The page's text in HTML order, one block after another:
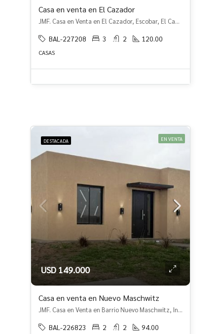
Casa en venta en El Cazador
JMF. Casa en Venta en El Cazador, Escobar, El Cazador, Escobar
BAL-227208 3 2 120.00
CASAS
DESTACADA EN VENTA
USD 149.000
Casa en venta en Nuevo Maschwitz
JMF. Casa en Venta en Barrio Nuevo Maschwitz, Ingeniero Maschwitz, Escobar
BAL-226823 2 2 94.00